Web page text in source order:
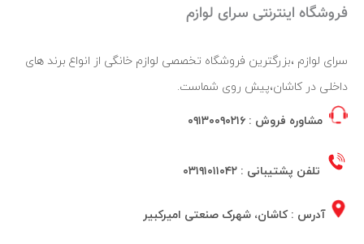
فروشگاه اینترنتی سرای لوازم
سرای لوازم ،بزرگترین فروشگاه تخصصی لوازم خانگی از انواع برند های
داخلی در کاشان،پیش روی شماست.
مشاوره فروش : ۰۹۱۳۰۰۹۰۲۱۶
تلفن پشتیبانی : ۰۳۱۹۱۰۱۱۰۴۲
آدرس : کاشان، شهرک صنعتی امیرکبیر